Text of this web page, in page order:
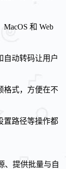
和 Web
自动转码让用户
格式，方便在不
置路径等操作都
、提供批量与自